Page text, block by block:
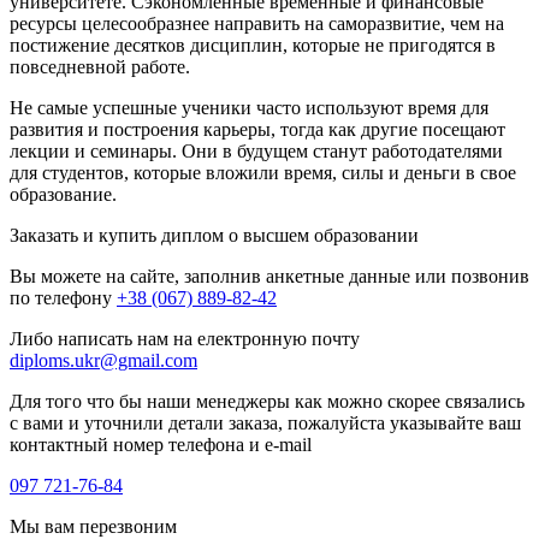
ресурсы целесообразнее направить на саморазвитие, чем на
постижение десятков дисциплин, которые не пригодятся в
повседневной работе.
Не самые успешные ученики часто используют время для
развития и построения карьеры, тогда как другие посещают
лекции и семинары. Они в будущем станут работодателями
для студентов, которые вложили время, силы и деньги в свое
образование.
Заказать и купить диплом о высшем образовании
Вы можете на сайте, заполнив анкетные данные или позвонив
по телефону +38 (067) 889-82-42
Либо написать нам на електронную почту
diploms.ukr@gmail.com
Для того что бы наши менеджеры как можно скорее связались
с вами и уточнили детали заказа, пожалуйста указывайте ваш
контактный номер телефона и e-mail
097 721-76-84
Мы вам перезвоним